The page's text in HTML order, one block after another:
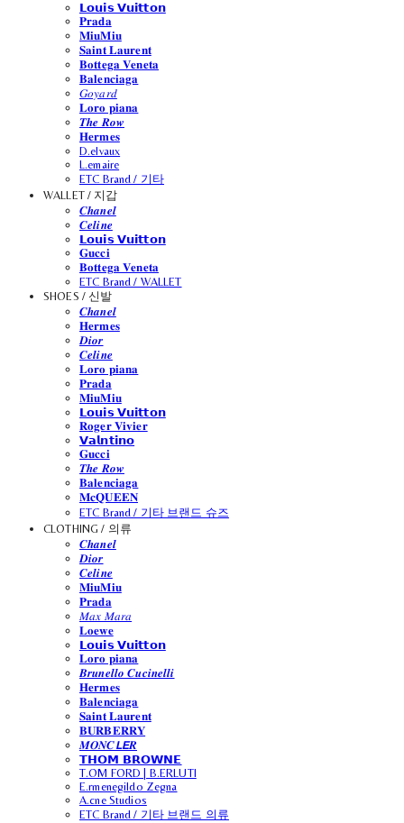
𝗟𝗼𝘂𝗶𝘀 𝗩𝘂𝗶𝘁𝘁𝗼𝗻
𝐏𝐫𝐚𝐝𝐚
𝐌𝐢𝐮𝐌𝐢𝐮
𝐒𝐚𝐢𝐧𝐭 𝐋𝐚𝐮𝐫𝐞𝐧𝐭
𝐁𝐨𝐭𝐭𝐞𝐠𝐚 𝐕𝐞𝐧𝐞𝐭𝐚
𝐁𝐚𝐥𝐞𝐧𝐜𝐢𝐚𝐠𝐚
𝐺𝑜𝑦𝑎𝑟𝑑
𝐋𝐨𝐫𝐨 𝐩𝐢𝐚𝐧𝐚
𝑻𝒉𝒆 𝑹𝒐𝒘
𝐇𝐞𝐫𝐦𝐞𝐬
D.elvaux
L.emaire
ETC Brand / 기타
WALLET / 지갑
𝑪𝒉𝒂𝒏𝒆𝒍
𝑪𝒆𝒍𝒊𝒏𝒆
𝗟𝗼𝘂𝗶𝘀 𝗩𝘂𝗶𝘁𝘁𝗼𝗻
𝐆𝐮𝐜𝐜𝐢
𝐁𝐨𝐭𝐭𝐞𝐠𝐚 𝐕𝐞𝐧𝐞𝐭𝐚
ETC Brand / WALLET
SHOES / 신발
𝑪𝒉𝒂𝒏𝒆𝒍
𝐇𝐞𝐫𝐦𝐞𝐬
𝑫𝒊𝒐𝒓
𝑪𝒆𝒍𝒊𝒏𝒆
𝐋𝐨𝐫𝐨 𝐩𝐢𝐚𝐧𝐚
𝐏𝐫𝐚𝐝𝐚
𝐌𝐢𝐮𝐌𝐢𝐮
𝗟𝗼𝘂𝗶𝘀 𝗩𝘂𝗶𝘁𝘁𝗼𝗻
𝐑𝐨𝐠𝐞𝐫 𝐕𝐢𝐯𝐢𝐞𝐫
𝗩𝗮𝗹𝗻𝘁𝗶𝗻𝗼
𝐆𝐮𝐜𝐜𝐢
𝑻𝒉𝒆 𝑹𝒐𝒘
𝐁𝐚𝐥𝐞𝐧𝐜𝐢𝐚𝐠𝐚
𝐌𝐜𝐐𝐔𝐄𝐄𝐍
ETC Brand / 기타 브랜드 슈즈
CLOTHING / 의류
𝑪𝒉𝒂𝒏𝒆𝒍
𝑫𝒊𝒐𝒓
𝑪𝒆𝒍𝒊𝒏𝒆
𝐌𝐢𝐮𝐌𝐢𝐮
𝐏𝐫𝐚𝐝𝐚
𝑀𝑎𝑥 𝑀𝑎𝑟𝑎
𝐋𝐨𝐞𝐰𝐞
𝗟𝗼𝘂𝗶𝘀 𝗩𝘂𝗶𝘁𝘁𝗼𝗻
𝐋𝐨𝐫𝐨 𝐩𝐢𝐚𝐧𝐚
𝑩𝒓𝒖𝒏𝒆𝒍𝒍𝒐 𝑪𝒖𝒄𝒊𝒏𝒆𝒍𝒍𝒊
𝐇𝐞𝐫𝐦𝐞𝐬
𝐁𝐚𝐥𝐞𝐧𝐜𝐢𝐚𝐠𝐚
𝐒𝐚𝐢𝐧𝐭 𝐋𝐚𝐮𝐫𝐞𝐧𝐭
𝐁𝐔𝐑𝐁𝐄𝐑𝐑𝐘
𝑴𝑶𝑵𝑪𝙇𝙀𝑹
𝗧𝗛𝗢𝗠 𝗕𝗥𝗢𝗪𝗡𝗘
T.OM FORD | B.ERLUTI
E.rmenegildo Zegna
A.cne Studios
ETC Brand / 기타 브랜드 의류